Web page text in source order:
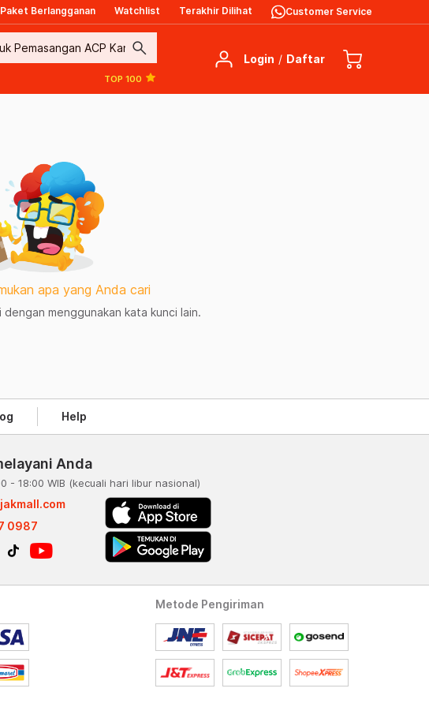
Paket Berlangganan Watchlist Terakhir Dilihat Customer Service
search
TOP 100
Login / Daftar
apa yang Anda cari
menggunakan kata kunci lain.
Help
Anda
- 18:00 WIB (kecuali hari libur nasional)
0987
Metode Pengiriman